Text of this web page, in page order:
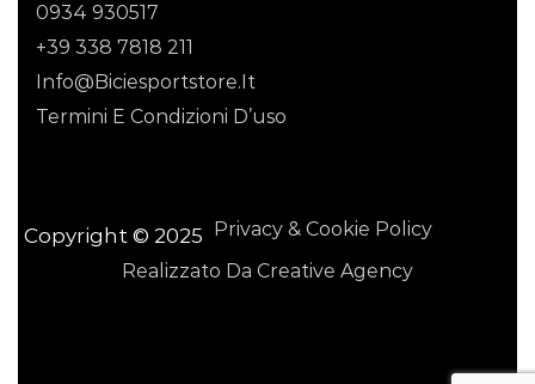
0934 930517
+39 338 7818 211
Info@biciesportstore.it
Termini E Condizioni D’uso
Copyright © 2025
Privacy & Cookie Policy
Realizzato Da Creative Agency